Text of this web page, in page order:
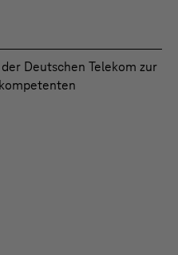
Deutschen Telekom zur